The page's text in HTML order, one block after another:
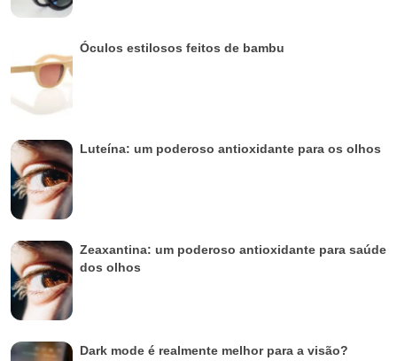
Óculos estilosos feitos de bambu
Luteína: um poderoso antioxidante para os olhos
Zeaxantina: um poderoso antioxidante para saúde
dos olhos
Dark mode é realmente melhor para a visão?